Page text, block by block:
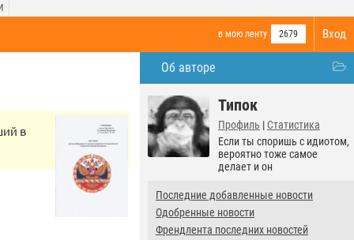
Вход
в мою ленту 2679
Об авторе
Типок
Профиль | Статистика
Если ты споришь с идиотом,
вероятно тоже самое
делает и он
Последние добавленные новости
Одобренные новости
Френдлента последних новостей
в